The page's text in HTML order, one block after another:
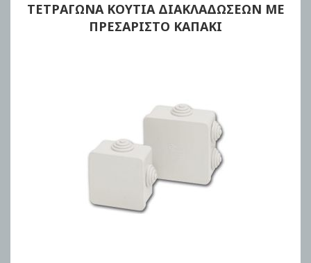
ΤΕΤΡΑΓΩΝΑ ΚΟΥΤΙΑ ΔΙΑΚΛΑΔΩΣΕΩΝ ΜΕ
ΠΡΕΣΑΡΙΣΤΟ ΚΑΠΑΚΙ